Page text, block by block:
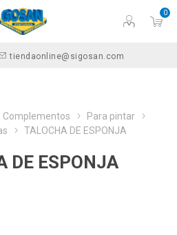
0
tiendaonline@sigosan.com
Complementos
Para pintar
TALOCHA DE ESPONJA
DE ESPONJA